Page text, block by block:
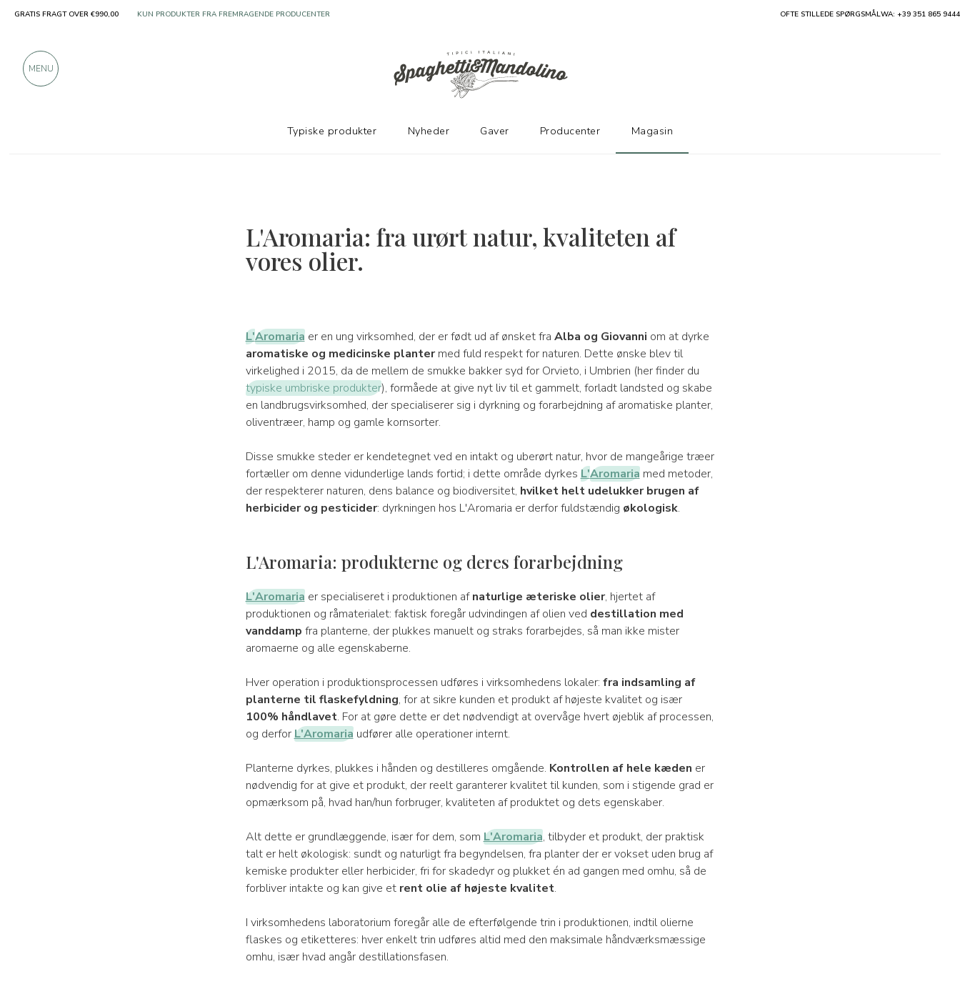
L'Aromaria: fra urørt natur, kvaliteten af
vores olier.
L'Aromariaer en ung virksomhed, der er født ud af ønsket fra Alba og Giovanni om at dyrke
aromatiske og medicinske plantermed fuld respekt for naturen. Dette ønske blev til
virkelighed i 2015, da de mellem de smukke bakker syd for Orvieto, i Umbrien (her finder du
typiske umbriske produkter), formåede at give nyt liv til et gammelt, forladt landsted og skabe
en landbrugsvirksomhed, der specialiserer sig i dyrkning og forarbejdning af aromatiske planter,
oliventræer, hamp og gamle kornsorter.
Disse smukke steder er kendetegnet ved en intakt og uberørt natur, hvor de mangeårige træer
fortæller om denne vidunderlige lands fortid; i dette område dyrkes L'Aromariamed metoder,
der respekterer naturen, dens balance og biodiversitet, hvilket helt udelukker brugen af
herbicider og pesticider: dyrkningen hos L'Aromaria er derfor fuldstændig økologisk.
L'Aromaria: produkterne og deres forarbejdning
L'Aromariaer specialiseret i produktionen afnaturlige æteriske olier, hjertet af
produktionen og råmaterialet: faktisk foregår udvindingen af olien ved destillation med
vanddamp fra planterne, der plukkes manuelt og straks forarbejdes, så man ikke mister
aromaerne og alle egenskaberne.
Hver operation i produktionsprocessen udføres i virksomhedens lokaler: fra indsamling af
planterne til flaskefyldning, for at sikre kunden et produkt af højeste kvalitet og især
100% håndlavet. For at gøre dette er det nødvendigt at overvåge hvert øjeblik af processen,
og derforL'Aromariaudfører alle operationer internt.
Planterne dyrkes, plukkes i hånden og destilleres omgående. Kontrollen af hele kæden er
nødvendig for at give et produkt, der reelt garanterer kvalitet til kunden, som i stigende grad er
opmærksom på, hvad han/hun forbruger, kvaliteten af produktet og dets egenskaber.
Alt dette er grundlæggende, især for dem, som L'Aromaria, tilbyder et produkt, der praktisk
talt er helt økologisk: sundt og naturligt fra begyndelsen, fra planter der er vokset uden brug af
kemiske produkter eller herbicider, fri for skadedyr og plukket én ad gangen med omhu, så de
forbliver intakte og kan give etrent olie af højeste kvalitet.
I virksomhedens laboratorium foregår alle de efterfølgende trin i produktionen, indtil olierne
flaskes og etiketteres: hver enkelt trin udføres altid med den maksimale håndværksmæssige
omhu, især hvad angår destillationsfasen.
GRATIS FRAGT OVER €990,00 KUN PRODUKTER FRA FREMRAGENDE PRODUCENTER OFTE STILLEDE SPØRGSMÅLWA: +39 351 865 9444
MENU
Typiske produkter Nyheder Gaver Producenter Magasin